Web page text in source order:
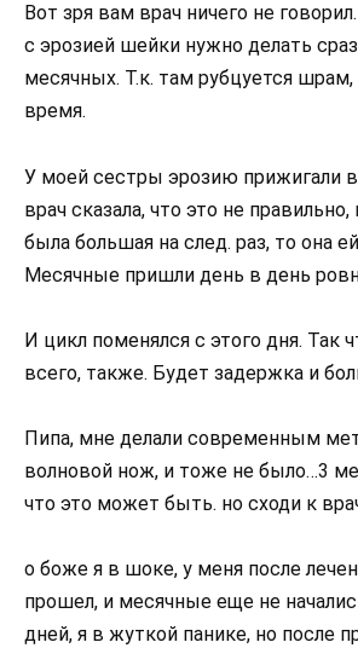
Вот зря вам врач ничего не
с эрозией шейки нужно делать
месячных. Т.к. там рубцуется
время.
У моей сестры эрозию прижигали
врач сказала, что это не правильно,
была большая на след. раз, то она
Месячные пришли день в день
И цикл поменялся с этого дня. Так
всего, также. Будет задержка и
Пипа, мне делали современным
волновой нож, и тоже не было…3
что это может быть. но сходи к
о боже я в шоке, у меня после
прошел, и месячные еще не
дней, я в жуткой панике, но после